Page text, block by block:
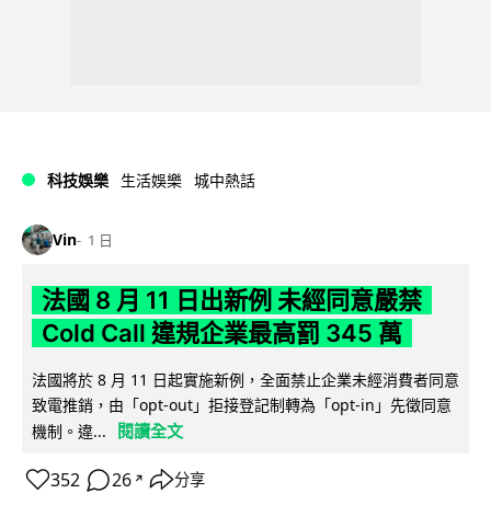
科技娛樂 生活娛樂 城中熱話
Vin 1 日
法國 8 月 11 日出新例 未經同意嚴禁
Cold Call 違規企業最高罰 345 萬
法國將於 8 月 11 日起實施新例，全面禁止企業未經消費者同意
致電推銷，由「opt-out」拒接登記制轉為「opt-in」先徵同意
機制。違...
閱讀全文
352 26 ↗ 分享